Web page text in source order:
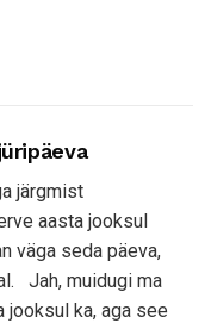
järgmist
aasta jooksul
väga seda päeva,
Jah, muidugi ma
jooksul ka, aga see